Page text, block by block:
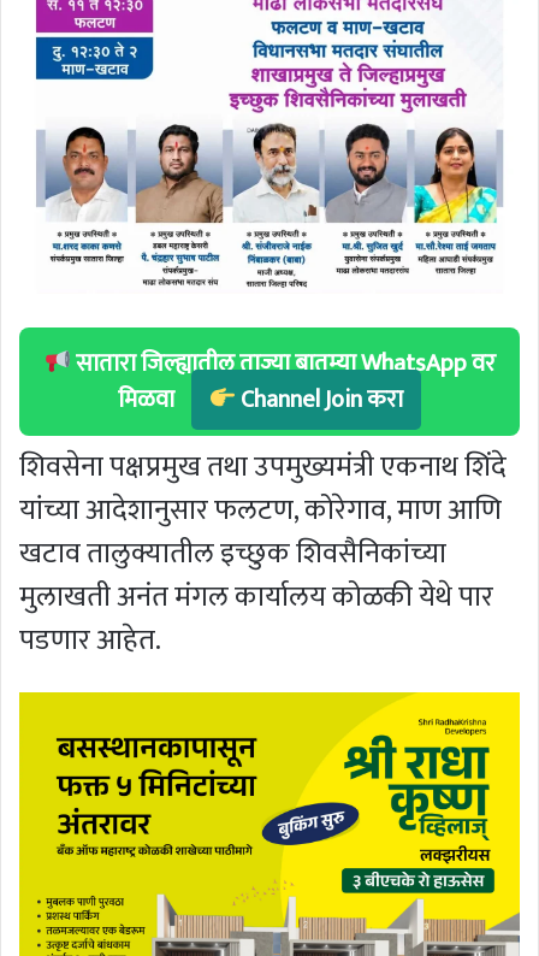
सातारा जिल्ह्यातील ताज्या बातम्या WhatsApp वर
मिळवा
Channel Join करा
शिवसेना पक्षप्रमुख तथा उपमुख्यमंत्री एकनाथ शिंदे
यांच्या आदेशानुसार फलटण, कोरेगाव, माण आणि
खटाव तालुक्यातील इच्छुक शिवसैनिकांच्या
मुलाखती अनंत मंगल कार्यालय कोळकी येथे पार
पडणार आहेत.